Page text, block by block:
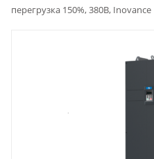
перегрузка 150%, 380B, Inovance